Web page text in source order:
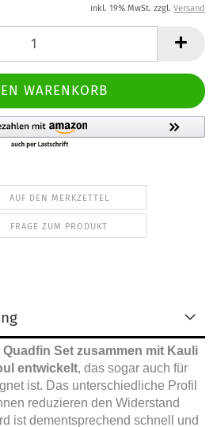
inkl. 19% MwSt. zzgl. Versand
AUF DEN MERKZETTEL
FRAGE ZUM PRODUKT
Quadfin Set zusammen mit Kauli
entwickelt, das sogar auch für
ist. Das unterschiedliche Profil
reduzieren den Widerstand
ist dementsprechend schnell und